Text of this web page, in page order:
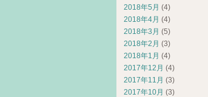
2018年5月 (4)
2018年4月 (4)
2018年3月 (5)
2018年2月 (3)
2018年1月 (4)
2017年12月 (4)
2017年11月 (3)
2017年10月 (3)